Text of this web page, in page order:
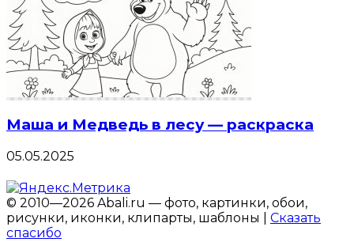
Маша и Медведь в лесу — раскраска
05.05.2025
© 2010—2026 Abali.ru — фото, картинки, обои,
рисунки, иконки, клипарты, шаблоны | Сказать
спасибо